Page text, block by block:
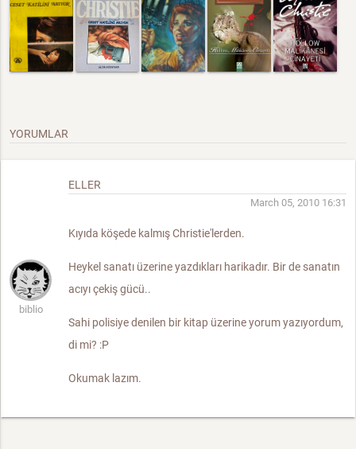
YORUMLAR
biblio
ELLER
March 05, 2010 16:31
Kıyıda köşede kalmış Christie'lerden.
Heykel sanatı üzerine yazdıkları harikadır. Bir de sanatın
acıyı çekiş gücü..
Sahi polisiye denilen bir kitap üzerine yorum yazıyordum,
di mi? :P
Okumak lazım.